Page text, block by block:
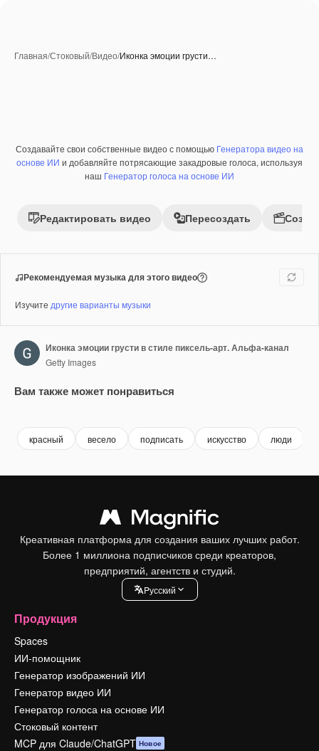
Главная/Стоковый/Видео/Иконка эмоции грусти…
Премиум
Создавайте свои собственные видео с помощью Генератора видео на
основе ИИ и добавляйте потрясающие закадровые голоса, используя
наш Генератор голоса на основе ИИ
Редактировать видео Пересоздать
Рекомендуемая музыка для этого видео
Изучите другие варианты музыки
Иконка эмоции грусти в стиле пиксель-арт. Альфа-канал
Getty Images
Вам также может понравиться
красный весело подписать искусство люди
Креативная платформа для создания ваших лучших работ.
Более 1 миллиона подписчиков среди креаторов,
предприятий, агентств и студий.
Pусский
Продукция
Spaces
ИИ-помощник
Генератор изображений ИИ
Генератор видео ИИ
Генератор голоса на основе ИИ
Стоковый контент
MCP для Claude/ChatGPT Новое